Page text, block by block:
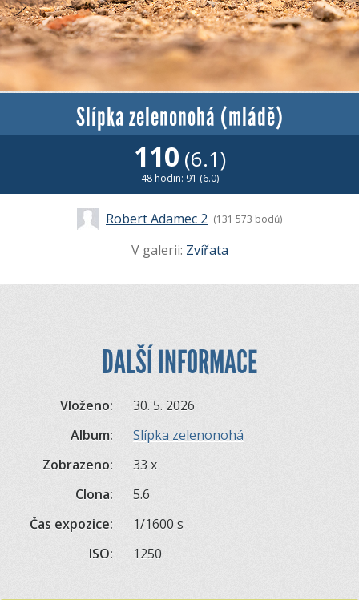
Slípka zelenonohá (mládě)
110 (6.1)
48 hodin: 91 (6.0)
Robert Adamec 2 (131 573 bodů)
V galerii: Zvířata
DALŠÍ INFORMACE
Vloženo:
30. 5. 2026
Album:
Slípka zelenonohá
Zobrazeno:
33 x
Clona:
5.6
Čas expozice:
1/1600 s
ISO:
1250